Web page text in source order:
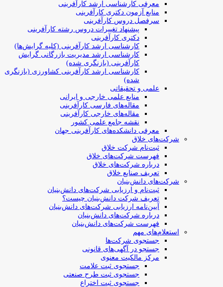
معرفی کارشناسی ارشد کارآفرینی
منابع آزمون دکتری کارآفرینی
سرفصل دروس کارآفرینی
پیشنهاد تغییرات دروس رشته کارآفرینی
دکتری کارآفرینی
کارشناسی ارشد کارآفرینی (کلیه گرایش‌ها)
کارشناسی ارشد مدیریت بازرگانی گرایش
کارآفرینی (بازنگری شده)
کارشناسی ارشد کارآفرینی کشاورزی (بازنگری
شده)
علمی و تحقیقاتی
منابع علمی خارجی و ایرانی
مقاله‌های فارسی کارآفرینی
مقاله‌های خارجی کارآفرینی
نقشه جامع علمی کشور
معرفی دانشکده‌های کارآفرینی جهان
شرکت‌های خلاق
ثبت‌نام شرکت خلاق
فهرست شرکت‌های خلاق
درباره شرکت‌های خلاق
تعریف صنایع خلاق
شرکت‌های دانش‌بنیان
ثبت‌نام و ارزیابی شرکت‌های دانش‌بنیان
تعریف شرکت دانش‌بنیان چیست؟
آیین‌نامه ارزیابی شرکت‌های دانش‌بنیان
درباره شرکت‌های دانش‌بنیان
فهرست شرکت‌های دانش‌بنیان
استعلام‌های مهم
جستجوی شرکت‌ها
جستجو در آگهی‌های قانونی
مرکز مالکیت معنوی
جستجوی ثبت علامت
جستجوی ثبت طرح صنعتی
جستجوی ثبت اختراع